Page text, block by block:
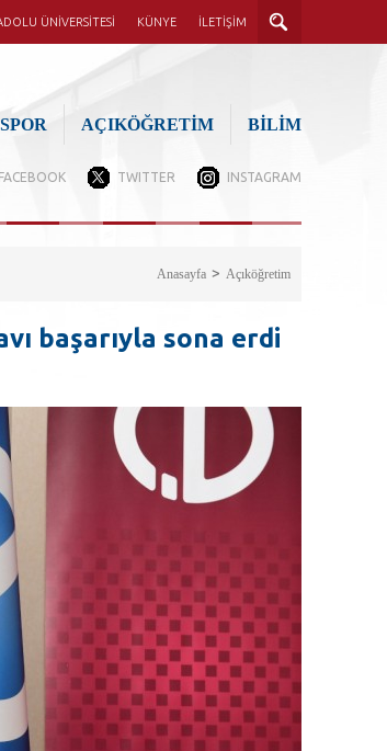
ÜNİVERSİTESİ KÜNYE İLETİŞİM
SPOR AÇIKÖĞRETİM BİLİM
FACEBOOK TWITTER INSTAGRAM
Anasayfa Açıköğretim
başarıyla sona erdi